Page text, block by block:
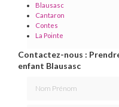
Blausasc
Cantaron
Contes
La Pointe
Contactez-nous :
enfant Blausasc